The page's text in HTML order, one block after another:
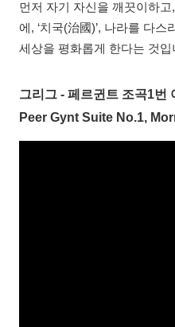
먼저 자기 자신을 깨끗이하고
에, ‘치국(治國)’, 나라를 다
세상을 평화롭게 한다는 것입
그리그 - 페르귄트 조곡1
Peer Gynt Suite No.1,